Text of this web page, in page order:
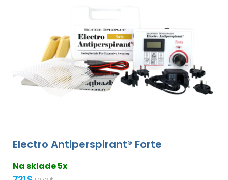
Electro Antiperspirant® Forte
Na sklade 5x